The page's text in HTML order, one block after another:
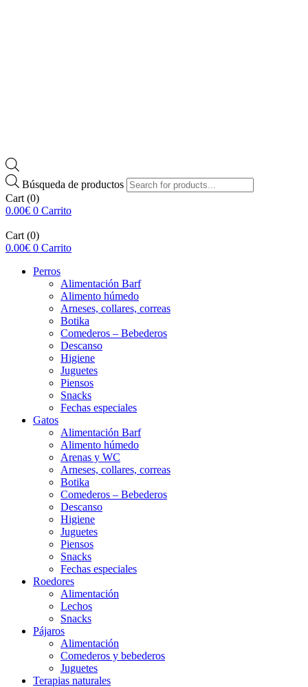
Búsqueda de productos
Cart (0)
0.00€ 0 Carrito
Cart (0)
0.00€ 0 Carrito
Perros
Alimentación Barf
Alimento húmedo
Arneses, collares, correas
Botika
Comederos – Bebederos
Descanso
Higiene
Juguetes
Piensos
Snacks
Fechas especiales
Gatos
Alimentación Barf
Alimento húmedo
Arenas y WC
Arneses, collares, correas
Botika
Comederos – Bebederos
Descanso
Higiene
Juguetes
Piensos
Snacks
Fechas especiales
Roedores
Alimentación
Lechos
Snacks
Pájaros
Alimentación
Comederos y bebederos
Juguetes
Terapias naturales